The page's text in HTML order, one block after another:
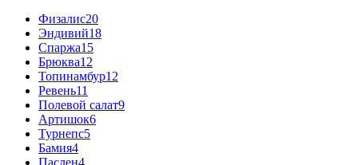
Физалис20
Эндивий18
Спаржа15
Брюква12
Топинамбур12
Ревень11
Полевой салат9
Артишок6
Турнепс5
Бамия4